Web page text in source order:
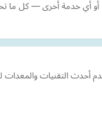
أي خدمة أخرى — كل ما
التقنيات والمعدات